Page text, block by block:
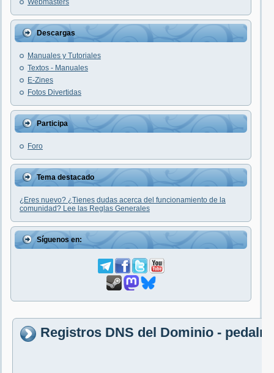
Webmasters
Descargas
Manuales y Tutoriales
Textos - Manuales
E-Zines
Fotos Divertidas
Participa
Foro
Tema destacado
¿Eres nuevo? ¿Tienes dudas acerca del funcionamiento de la
comunidad? Lee las Reglas Generales
Síguenos en:
Registros DNS del Dominio -